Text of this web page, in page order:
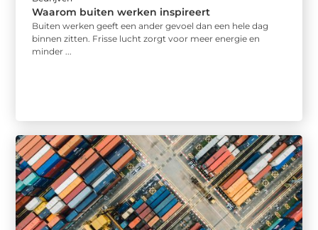
Waarom buiten werken inspireert
Buiten werken geeft een ander gevoel dan een hele dag
binnen zitten. Frisse lucht zorgt voor meer energie en
minder ...